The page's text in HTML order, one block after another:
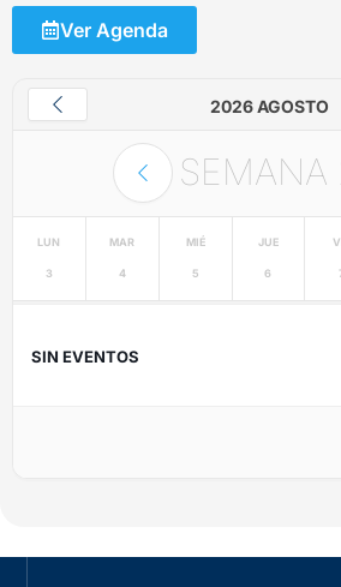
Ver Agenda
2026 AGOSTO
SEMANA
LUN
3
MAR
4
MIÉ
5
JUE
6
SIN EVENTOS